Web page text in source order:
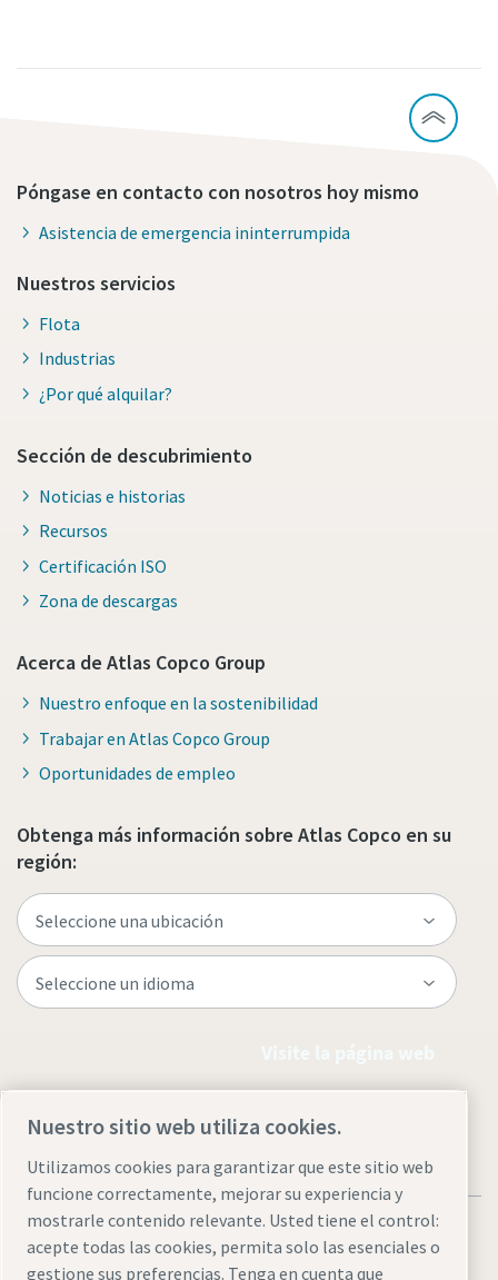
Póngase en contacto con nosotros hoy mismo
Asistencia de emergencia ininterrumpida
Nuestros servicios
Flota
Industrias
¿Por qué alquilar?
Sección de descubrimiento
Noticias e historias
Recursos
Certificación ISO
Zona de descargas
Acerca de Atlas Copco Group
Nuestro enfoque en la sostenibilidad
Trabajar en Atlas Copco Group
Oportunidades de empleo
Obtenga más información sobre Atlas Copco en su
región:
Nuestro sitio web utiliza cookies.
Utilizamos cookies para garantizar que este sitio web
funcione correctamente, mejorar su experiencia y
mostrarle contenido relevante. Usted tiene el control:
acepte todas las cookies, permita solo las esenciales o
gestione sus preferencias. Tenga en cuenta que